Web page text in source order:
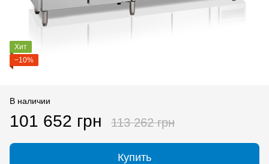
Хит
−10%
В наличии
101 652 грн 113 262 грн
Купить